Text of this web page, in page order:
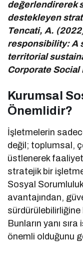
değerlendirerek
destekleyen
Tencati, A.
responsibility: A
territorial
Corporate
Kurumsal
Önemlidir?
İşletmelerin
değil; toplumsal,
üstlenerek
stratejik bir
Sosyal
avantajından,
Bunların yanı
önemli olduğunu